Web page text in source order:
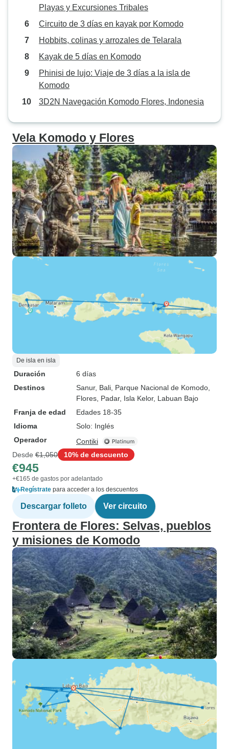
Playas y Excursiones Tribales
Circuito de 3 días en kayak por Komodo
Hobbits, colinas y arrozales de Telarala
Kayak de 5 días en Komodo
Phinisi de lujo: Viaje de 3 días a la isla de
Komodo
3D2N Navegación Komodo Flores, Indonesia
Vela Komodo y Flores
De isla en isla
Duración
6 días
Destinos
Sanur, Bali , Parque Nacional de Komodo
Flores , Padar, Isla Kelor, Labuan Bajo
Franja de edad
Edades 18-35
Idioma
Solo: Inglés
Operador
Contiki
Desde €1,050 10% de descuento
€945
+€165 de gastos por adelantado
Regístrate para acceder a los descuentos
Descargar folleto Ver circuito
Frontera de Flores: Selvas, pueblos
y misiones de Komodo